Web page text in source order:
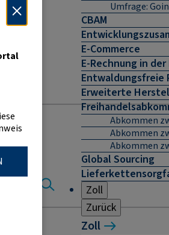
Umfrage:
CBAM
E-Commerce
E-Rechnung in der
Entwaldungsfreie
Erweiterte
Abkommen
Abkommen
Abkommen
Global Sourcing
Zoll
Zurück
Zoll